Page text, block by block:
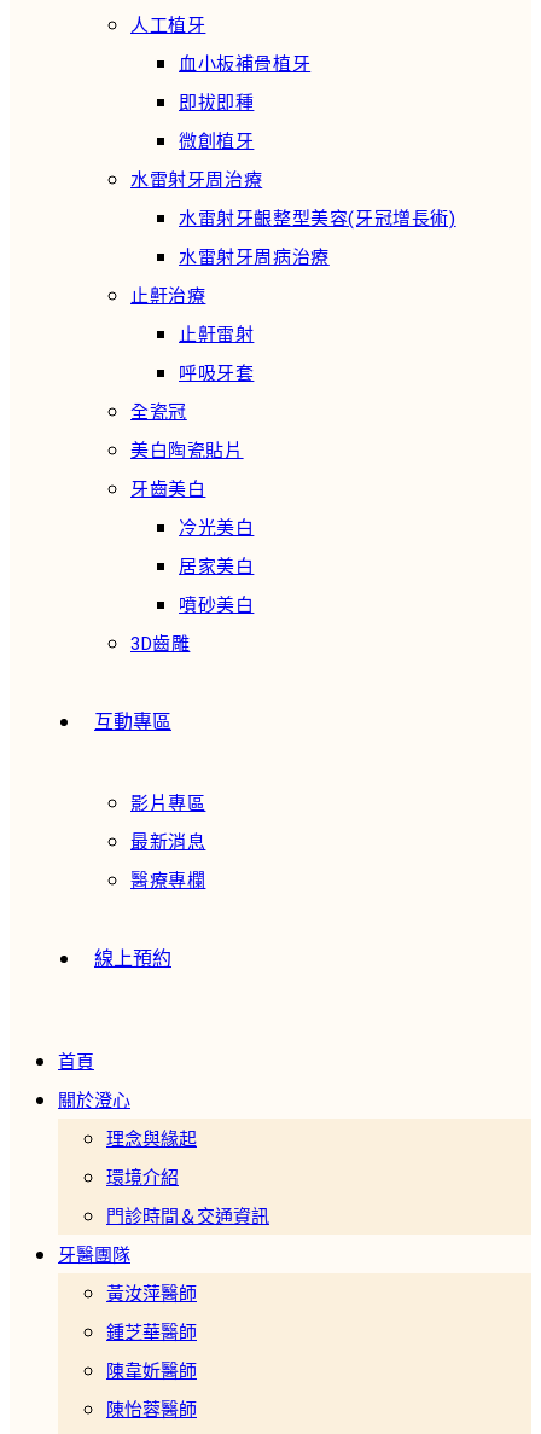
人工植牙
血小板補骨植牙
即拔即種
微創植牙
水雷射牙周治療
水雷射牙齦整型美容(牙冠增長術)
水雷射牙周病治療
止鼾治療
止鼾雷射
呼吸牙套
全瓷冠
美白陶瓷貼片
牙齒美白
冷光美白
居家美白
噴砂美白
3D齒雕
互動專區
影片專區
最新消息
醫療專欄
線上預約
首頁
關於澄心
理念與緣起
環境介紹
門診時間＆交通資訊
牙醫團隊
黃汝萍醫師
鍾芝華醫師
陳韋妡醫師
陳怡蓉醫師